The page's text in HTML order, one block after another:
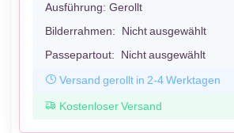
Ausführung: Gerollt
Bilderrahmen: Nicht ausgewählt
Passepartout: Nicht ausgewählt
Versand gerollt in 2-4 Werktagen
Kostenloser Versand